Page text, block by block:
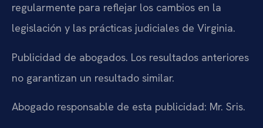
regularmente para reflejar los cambios en la
legislación y las prácticas judiciales de Virginia.
Publicidad de abogados. Los resultados anteriores
no garantizan un resultado similar.
Abogado responsable de esta publicidad: Mr. Sris.